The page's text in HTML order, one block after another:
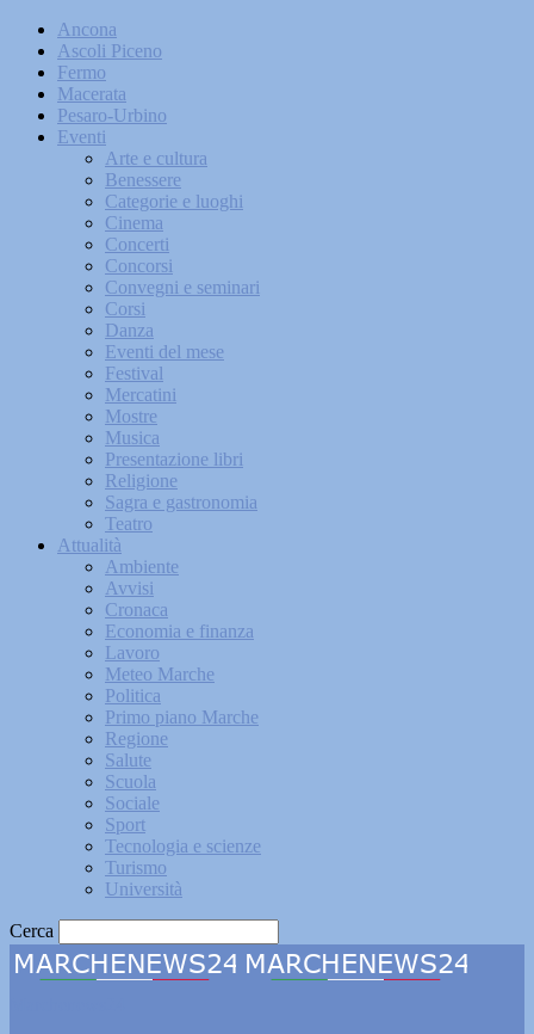
Ancona
Ascoli Piceno
Fermo
Macerata
Pesaro-Urbino
Eventi
Arte e cultura
Benessere
Categorie e luoghi
Cinema
Concerti
Concorsi
Convegni e seminari
Corsi
Danza
Eventi del mese
Festival
Mercatini
Mostre
Musica
Presentazione libri
Religione
Sagra e gastronomia
Teatro
Attualità
Ambiente
Avvisi
Cronaca
Economia e finanza
Lavoro
Meteo Marche
Politica
Primo piano Marche
Regione
Salute
Scuola
Sociale
Sport
Tecnologia e scienze
Turismo
Università
Cerca